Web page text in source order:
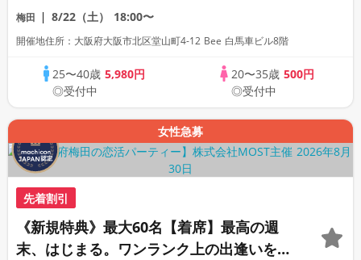
なたへ。
梅田 8/22（土） 18:00〜
開催地住所：大阪府大阪市北区堂山町4-12 Bee 白馬車ビル8階
25〜40歳5,980円
◎受付中
20〜35歳 500円
◎受付中
女性急募
先着割引
《新規特典》最大60名【着席】最高の週
末、はじまる。ワンランク上の出逢いをあ